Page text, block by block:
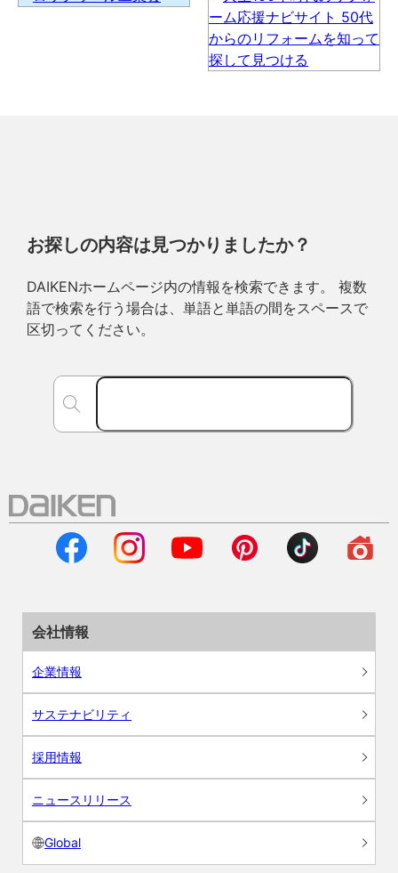
お探しの内容は見つかりましたか？
DAIKENホームページ内の情報を検索できます。 複数
語で検索を行う場合は、単語と単語の間をスペースで
区切ってください。
会社情報
企業情報
サステナビリティ
採用情報
ニュースリリース
Global